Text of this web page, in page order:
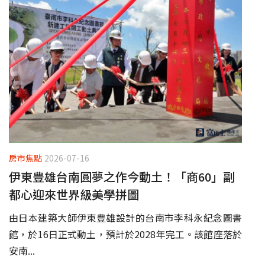
房市焦點 2026-07-16
伊東豊雄台南圓夢之作今動土！「商60」副
都心迎來世界級美學拼圖
由日本建築大師伊東豊雄設計的台南市李科永紀念圖書
館，於16日正式動土，預計於2028年完工。該館座落於
安南...